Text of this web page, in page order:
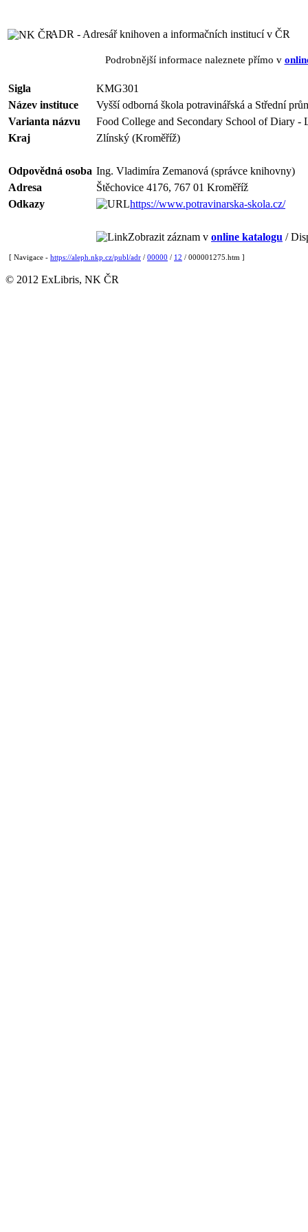
ADR - Adresář knihoven a informačních institucí v ČR
Podrobnější informace naleznete přímo v
Sigla
KMG301
Název instituce
Vyšší odborná škola potravinářská a Střední
Varianta názvu
Food College and Secondary School of Diary -
Kraj
Zlínský (Kroměříž)
Odpovědná osoba Ing. Vladimíra Zemanová (správce knihovny)
Adresa
Štěchovice 4176, 767 01 Kroměříž
Odkazy
https://www.potravinarska-skola.cz/
Zobrazit záznam v online katalogu /
[ Navigace - https://aleph.nkp.cz/publ/adr / 00000 / 12 / 000001275.htm ]
© 2012 ExLibris, NK ČR